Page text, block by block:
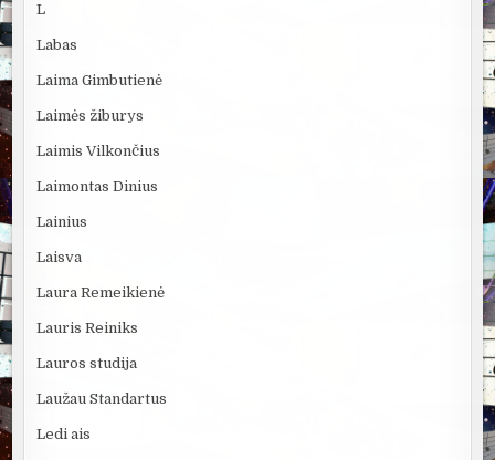
L
Labas
Laima Gimbutienė
Laimės žiburys
Laimis Vilkončius
Laimontas Dinius
Lainius
Laisva
Laura Remeikienė
Lauris Reiniks
Lauros studija
Laužau Standartus
Ledi ais